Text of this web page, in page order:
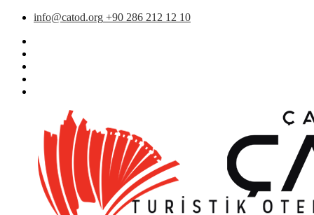
info@catod.org +90 286 212 12 10